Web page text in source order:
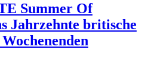
Summer Of
Jahrzehnte britische